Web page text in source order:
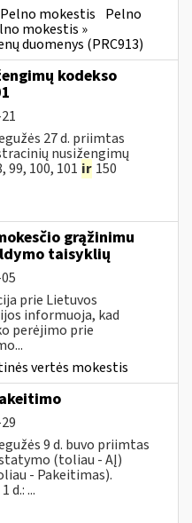
Pelno mokestis Pelno
mokestis »
duomenys (PRC913)
kodekso
27 d. priimtas
nusižengimų
100, 101 ir 150
grąžinimu
taisyklių
prie Lietuvos
informuoja, kad
perėjimo prie
vertės mokestis
9 d. buvo priimtas
(toliau - AĮ)
- Pakeitimas).
d.: ...